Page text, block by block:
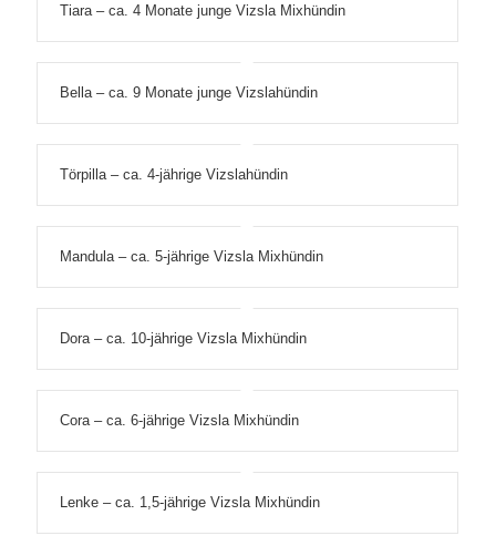
Tiara – ca. 4 Monate junge Vizsla Mixhündin
Bella – ca. 9 Monate junge Vizslahündin
Törpilla – ca. 4-jährige Vizslahündin
Mandula – ca. 5-jährige Vizsla Mixhündin
Dora – ca. 10-jährige Vizsla Mixhündin
Cora – ca. 6-jährige Vizsla Mixhündin
Lenke – ca. 1,5-jährige Vizsla Mixhündin